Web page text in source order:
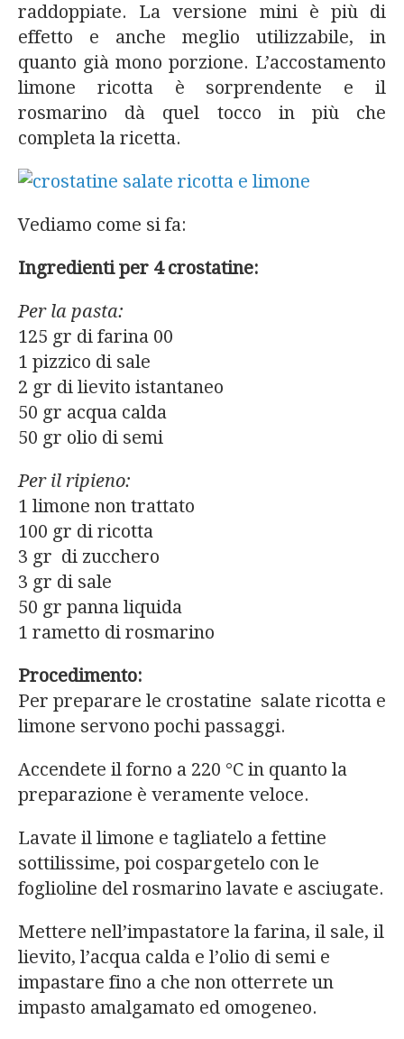
raddoppiate. La versione mini è più di
effetto e anche meglio utilizzabile, in
quanto già mono porzione. L’accostamento
limone ricotta è sorprendente e il
rosmarino dà quel tocco in più che
completa la ricetta.
Vediamo come si fa:
Ingredienti per 4 crostatine:
Per la pasta:
125 gr di farina 00
1 pizzico di sale
2 gr di lievito istantaneo
50 gr acqua calda
50 gr olio di semi
Per il ripieno:
1 limone non trattato
100 gr di ricotta
3 gr di zucchero
3 gr di sale
50 gr panna liquida
1 rametto di rosmarino
Procedimento:
Per preparare le crostatine salate ricotta e
limone servono pochi passaggi.
Accendete il forno a 220 °C in quanto la
preparazione è veramente veloce.
Lavate il limone e tagliatelo a fettine
sottilissime, poi cospargetelo con le
foglioline del rosmarino lavate e asciugate.
Mettere nell’impastatore la farina, il sale, il
lievito, l’acqua calda e l’olio di semi e
impastare fino a che non otterrete un
impasto amalgamato ed omogeneo.